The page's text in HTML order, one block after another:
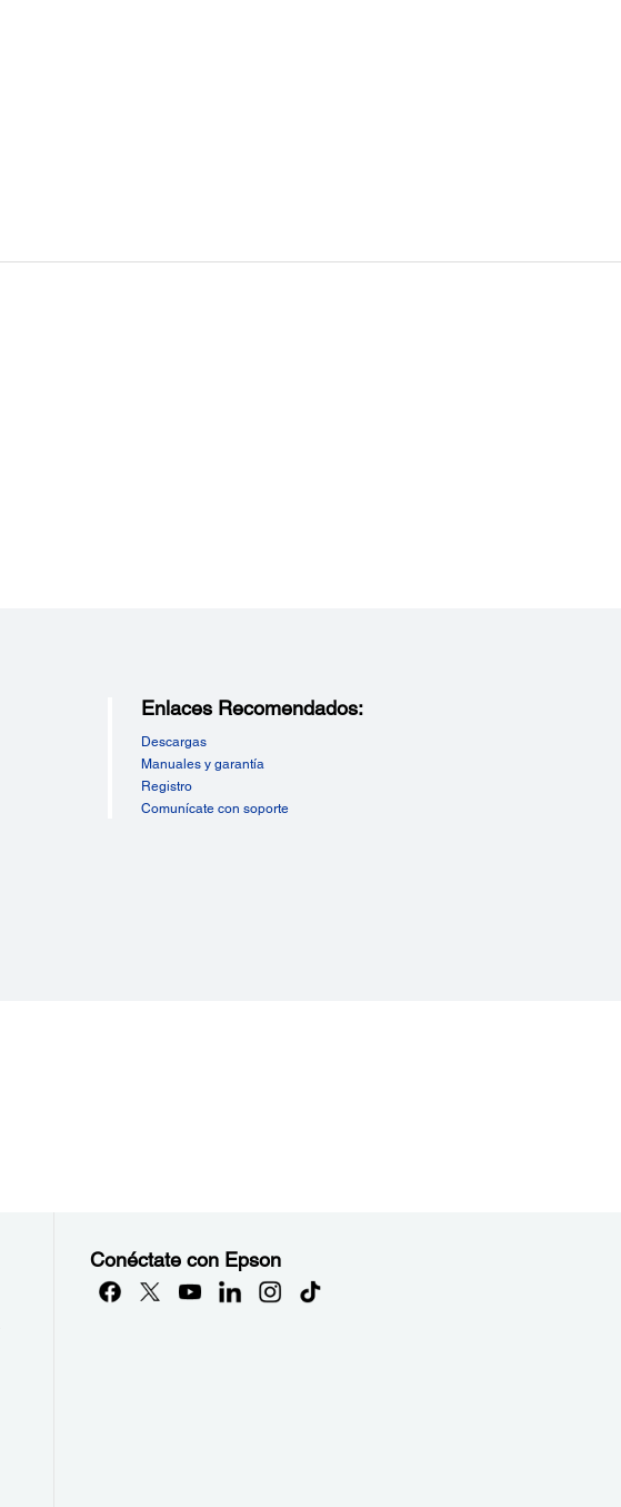
Enlaces Recomendados:
Descargas
Manuales y garantía
Registro
Comunícate con soporte
Conéctate con Epson